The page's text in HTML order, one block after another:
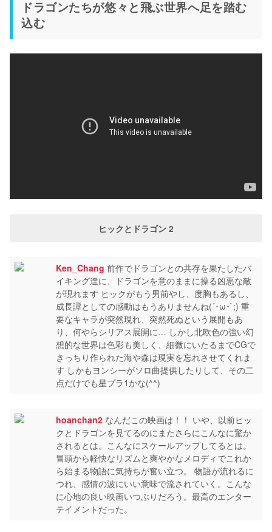
ドラゴンたちが悠々と飛ぶ世界へ足を踏む
込む
ヒックとドラゴン 2
Ken_Chang 前作でドラゴンとの共存を果たしたバ
イキング達に、ドラゴンを意のままに操る凶悪な敵
が現れます ヒックがもう男前やし、度胸もあるし、
成長譚としての感動はもうありませんね(´･ω･`;) 重
要なキャラが突然現れ、突然死ぬという展開もあ
り、何やらシリアス展開に… しかし北欧色の強い幻
想的な世界は色彩も美しく、細微にいたるまでCGで
きっちり作られた海や森は現実を忘れさせてくれま
す しかもヨンシーがソロ曲提供したりして、その二
点だけでも星プラ1かな(^^)
hoanchan2 なんだこの映画は！！ いや、以前ヒッ
クとドラゴンを見てるのにまたさらにこんなに驚か
されるとは。こんなにスケールアップしてるとは。
冒頭から軽快なリズムと爽やかなメロディでこれか
ら始まる物語に気持ちが奮い立つ。 物語が流れるに
つれ、感情の波にいい意味で流されていく。こんな
に心地の良い映画いつぶりだろう。最高のエンター
テイメントだった。